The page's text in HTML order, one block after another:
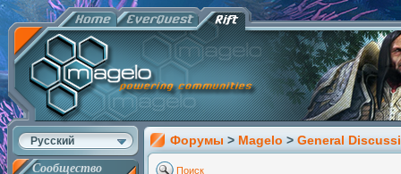
Русский
Сообщество
Форумы > Magelo > General
Поиск